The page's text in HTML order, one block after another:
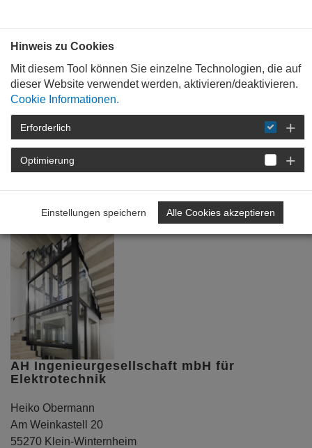
STARTSEITE
ARCHIV
TAG DER ARCHITEKTUR
2024
AH Ingenieurgesellschaft mbH für
Elektrotechnik
Heiko Obermann
Am Weinkastell 20
55270 Klein-Winternheim
Hinweis zu Cookies
Mit diesem Tool können Sie einzelne Technologien, die auf
dieser Website verwendet werden, aktivieren/deaktivieren.
Cookie Informationen.
Erforderlich
Optimierung
Einstellungen speichern Alle Cookies akzeptieren